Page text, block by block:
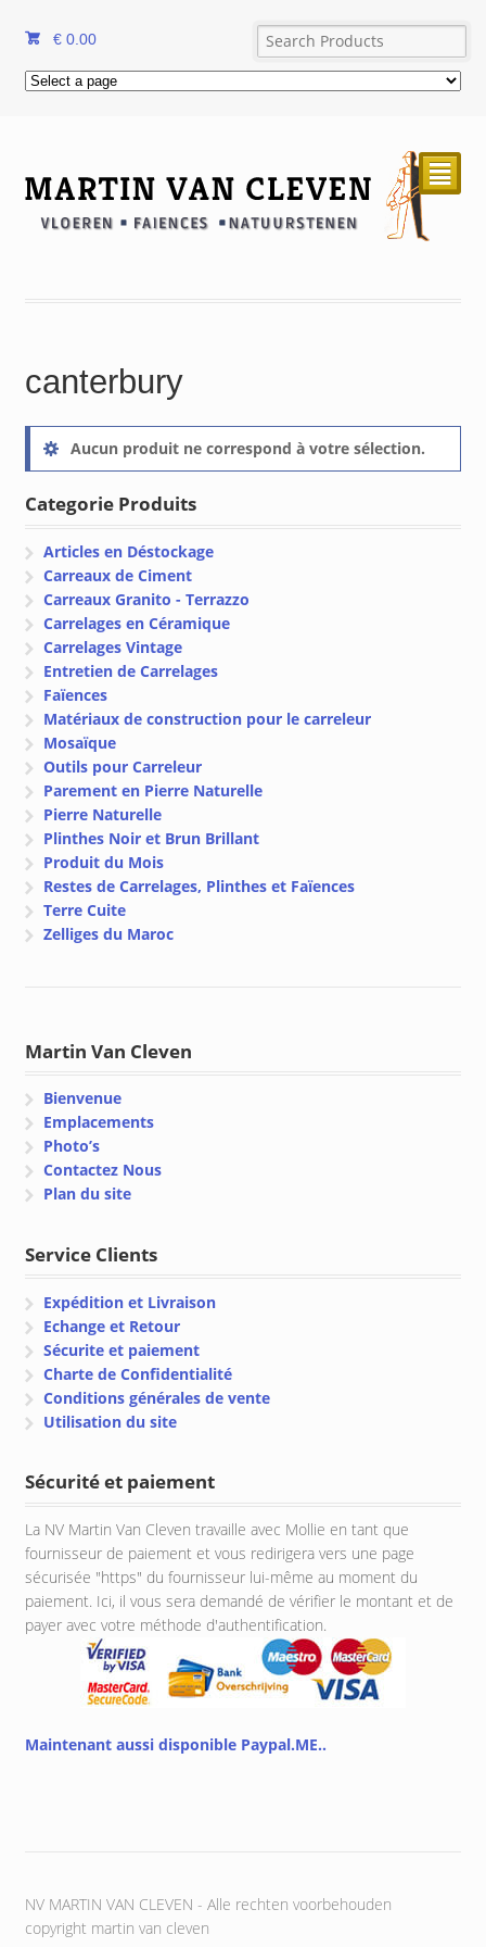
€ 0.00
²
canterbury
Aucun produit ne correspond à votre sélection.
Categorie Produits
Articles en Déstockage
Carreaux de Ciment
Carreaux Granito - Terrazzo
Carrelages en Céramique
Carrelages Vintage
Entretien de Carrelages
Faïences
Matériaux de construction pour le carreleur
Mosaïque
Outils pour Carreleur
Parement en Pierre Naturelle
Pierre Naturelle
Plinthes Noir et Brun Brillant
Produit du Mois
Restes de Carrelages, Plinthes et Faïences
Terre Cuite
Zelliges du Maroc
Martin Van Cleven
Bienvenue
Emplacements
Photo’s
Contactez Nous
Plan du site
Service Clients
Expédition et Livraison
Echange et Retour
Sécurite et paiement
Charte de Confidentialité
Conditions générales de vente
Utilisation du site
Sécurité et paiement
La NV Martin Van Cleven travaille avec Mollie en tant que
fournisseur de paiement et vous redirigera vers une page
sécurisée "https" du fournisseur lui-même au moment du
paiement. Ici, il vous sera demandé de vérifier le montant et de
payer avec votre méthode d'authentification.
Maintenant aussi disponible Paypal.ME..
NV MARTIN VAN CLEVEN - Alle rechten voorbehouden
copyright martin van cleven